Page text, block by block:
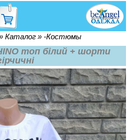
Каталог » -Костюмы
топ білий + шорти